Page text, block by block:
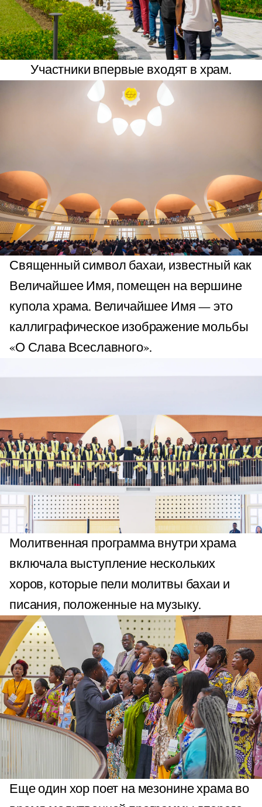
Участники впервые входят в храм.
Священный символ бахаи, известный как
Величайшее Имя, помещен на вершине
купола храма. Величайшее Имя — это
каллиграфическое изображение мольбы
«О Слава Всеславного».
Молитвенная программа внутри храма
включала выступление нескольких
хоров, которые пели молитвы бахаи и
писания, положенные на музыку.
Еще один хор поет на мезонине храма во